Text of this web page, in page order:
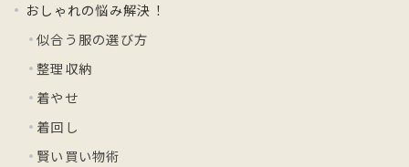
おしゃれの悩み解決！
似合う服の選び方
整理収納
着やせ
着回し
賢い買い物術